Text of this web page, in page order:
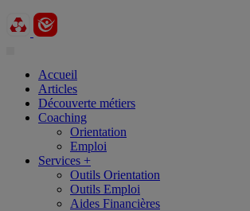
Accueil
Articles
Découverte métiers
Coaching
Orientation
Emploi
Services +
Outils Orientation
Outils Emploi
Aides Financières